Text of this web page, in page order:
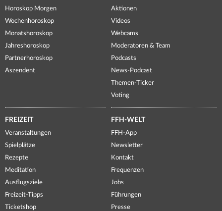
Horoskop Morgen
Wochenhoroskop
Monatshoroskop
Jahreshoroskop
Partnerhoroskop
Aszendent
Aktionen
Videos
Webcams
Moderatoren & Team
Podcasts
News-Podcast
Themen-Ticker
Voting
FREIZEIT
Veranstaltungen
Spielplätze
Rezepte
Meditation
Ausflugsziele
Freizeit-Tipps
Ticketshop
FFH-WELT
FFH-App
Newsletter
Kontakt
Frequenzen
Jobs
Führungen
Presse